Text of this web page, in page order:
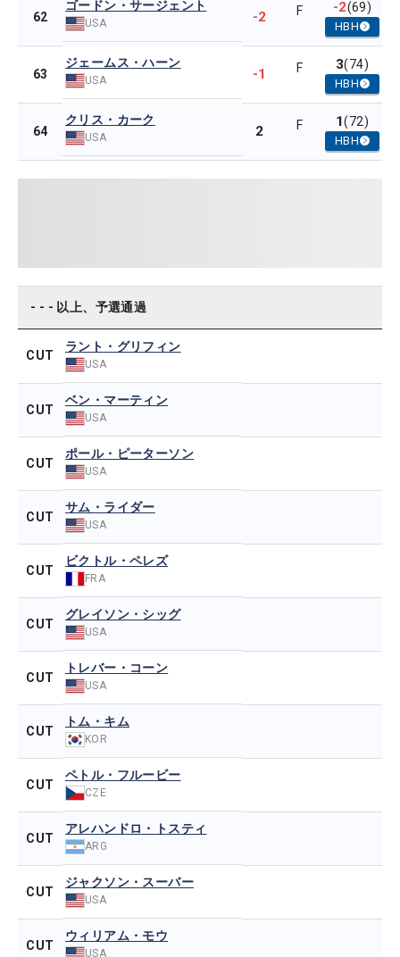
62
ゴードン・サージェント
USA -2 F -2(69)
HBH
63
ジェームス・ハーン
USA -1 F 3(74)
HBH
64
クリス・カーク
USA 2 F 1(72)
HBH
- - - 以上、予選通過
CUT
ラント・グリフィン
USA
CUT
ベン・マーティン
USA
CUT
ポール・ピーターソン
USA
CUT
サム・ライダー
USA
CUT
ビクトル・ペレズ
FRA
CUT
グレイソン・シッグ
USA
CUT
トレバー・コーン
USA
CUT
トム・キム
KOR
CUT
ペトル・フルービー
CZE
CUT
アレハンドロ・トスティ
ARG
CUT
ジャクソン・スーバー
USA
CUT
ウィリアム・モウ
USA